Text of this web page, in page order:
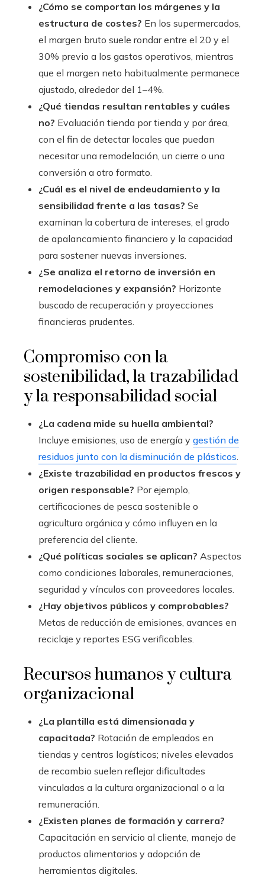
¿Cómo se comportan los márgenes y la
estructura de costes? En los supermercados,
el margen bruto suele rondar entre el 20 y el
30% previo a los gastos operativos, mientras
que el margen neto habitualmente permanece
ajustado, alrededor del 1–4%.
¿Qué tiendas resultan rentables y cuáles
no? Evaluación tienda por tienda y por área,
con el fin de detectar locales que puedan
necesitar una remodelación, un cierre o una
conversión a otro formato.
¿Cuál es el nivel de endeudamiento y la
sensibilidad frente a las tasas? Se
examinan la cobertura de intereses, el grado
de apalancamiento financiero y la capacidad
para sostener nuevas inversiones.
¿Se analiza el retorno de inversión en
remodelaciones y expansión? Horizonte
buscado de recuperación y proyecciones
financieras prudentes.
Compromiso con la
sostenibilidad, la trazabilidad
y la responsabilidad social
¿La cadena mide su huella ambiental?
Incluye emisiones, uso de energía y gestión de
residuos junto con la disminución de plásticos.
¿Existe trazabilidad en productos frescos y
origen responsable? Por ejemplo,
certificaciones de pesca sostenible o
agricultura orgánica y cómo influyen en la
preferencia del cliente.
¿Qué políticas sociales se aplican? Aspectos
como condiciones laborales, remuneraciones,
seguridad y vínculos con proveedores locales.
¿Hay objetivos públicos y comprobables?
Metas de reducción de emisiones, avances en
reciclaje y reportes ESG verificables.
Recursos humanos y cultura
organizacional
¿La plantilla está dimensionada y
capacitada? Rotación de empleados en
tiendas y centros logísticos; niveles elevados
de recambio suelen reflejar dificultades
vinculadas a la cultura organizacional o a la
remuneración.
¿Existen planes de formación y carrera?
Capacitación en servicio al cliente, manejo de
productos alimentarios y adopción de
herramientas digitales.